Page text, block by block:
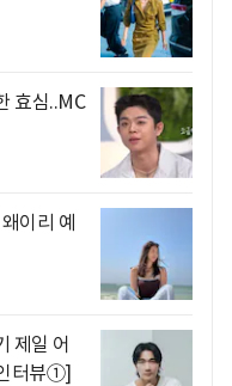
효심..MC
이리 예
제일 어
터뷰①]